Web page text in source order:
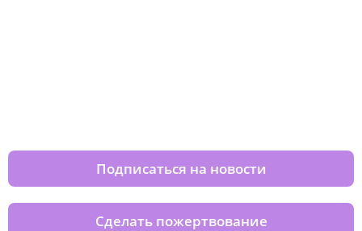
Подписаться на новости
Сделать пожертвование